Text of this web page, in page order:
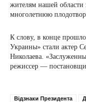
жителям нашей области
многолетнюю
К слову, в конце
Украины» стали актер
Николаева.
режиссер —
Відзнаки Президента